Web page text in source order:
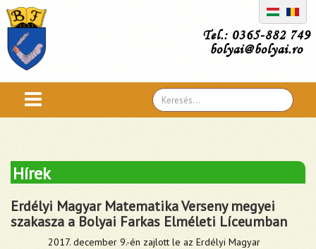
Tel.: 0365-882 749
bolyai@bolyai.ro
Search
...
Hírek
Erdélyi Magyar Matematika Verseny megyei
szakasza a Bolyai Farkas Elméleti Líceumban
2017. december 9.-én zajlott le az Erdélyi Magyar